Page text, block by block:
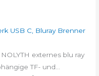
USB C, Bluray Brenner
NOLYTH externes blu ray
TF- und...